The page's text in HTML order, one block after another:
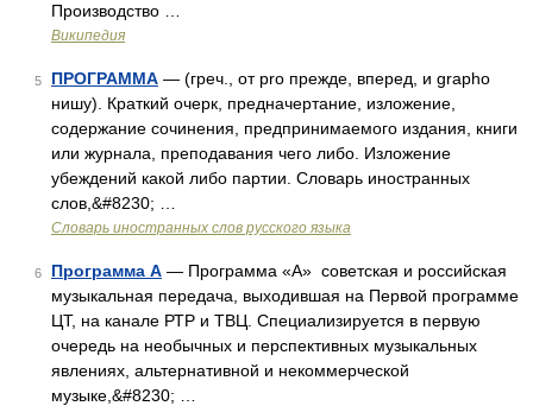
Производство …
Википедия
5 ПРОГРАММА — (греч., от pro прежде, вперед, и grapho
нишу). Краткий очерк, предначертание, изложение,
содержание сочинения, предпринимаемого издания, книги
или журнала, преподавания чего либо. Изложение
убеждений какой либо партии. Словарь иностранных
слов,&#8230; …
Словарь иностранных слов русского языка
6 Программа А — Программа «А» советская и российская
музыкальная передача, выходившая на Первой программе
ЦТ, на канале РТР и ТВЦ. Специализируется в первую
очередь на необычных и перспективных музыкальных
явлениях, альтернативной и некоммерческой
музыке,&#8230; …